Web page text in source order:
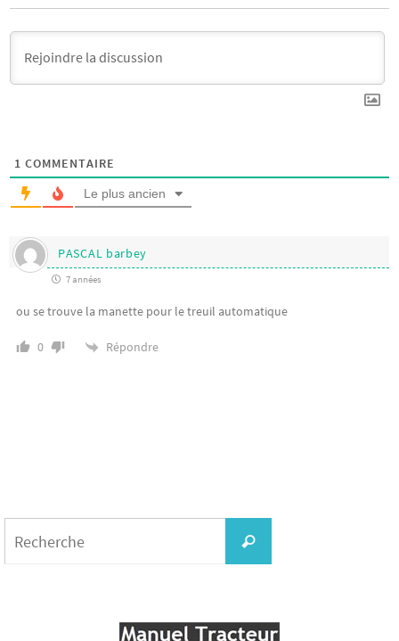
1 COMMENTAIRE
Le plus ancien
PASCAL barbey
7 années
ou se trouve la manette pour le treuil automatique
0 Répondre
Recherche